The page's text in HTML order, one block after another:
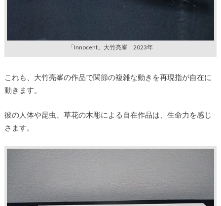
「Innocent」大竹亮峯 2023年
これも、大竹亮峯の作品で関節の複雑な動きを再現指が自在に
動きます。
彼の人体や昆虫、草花の木彫による自在作品は、生命力を感じ
さます。